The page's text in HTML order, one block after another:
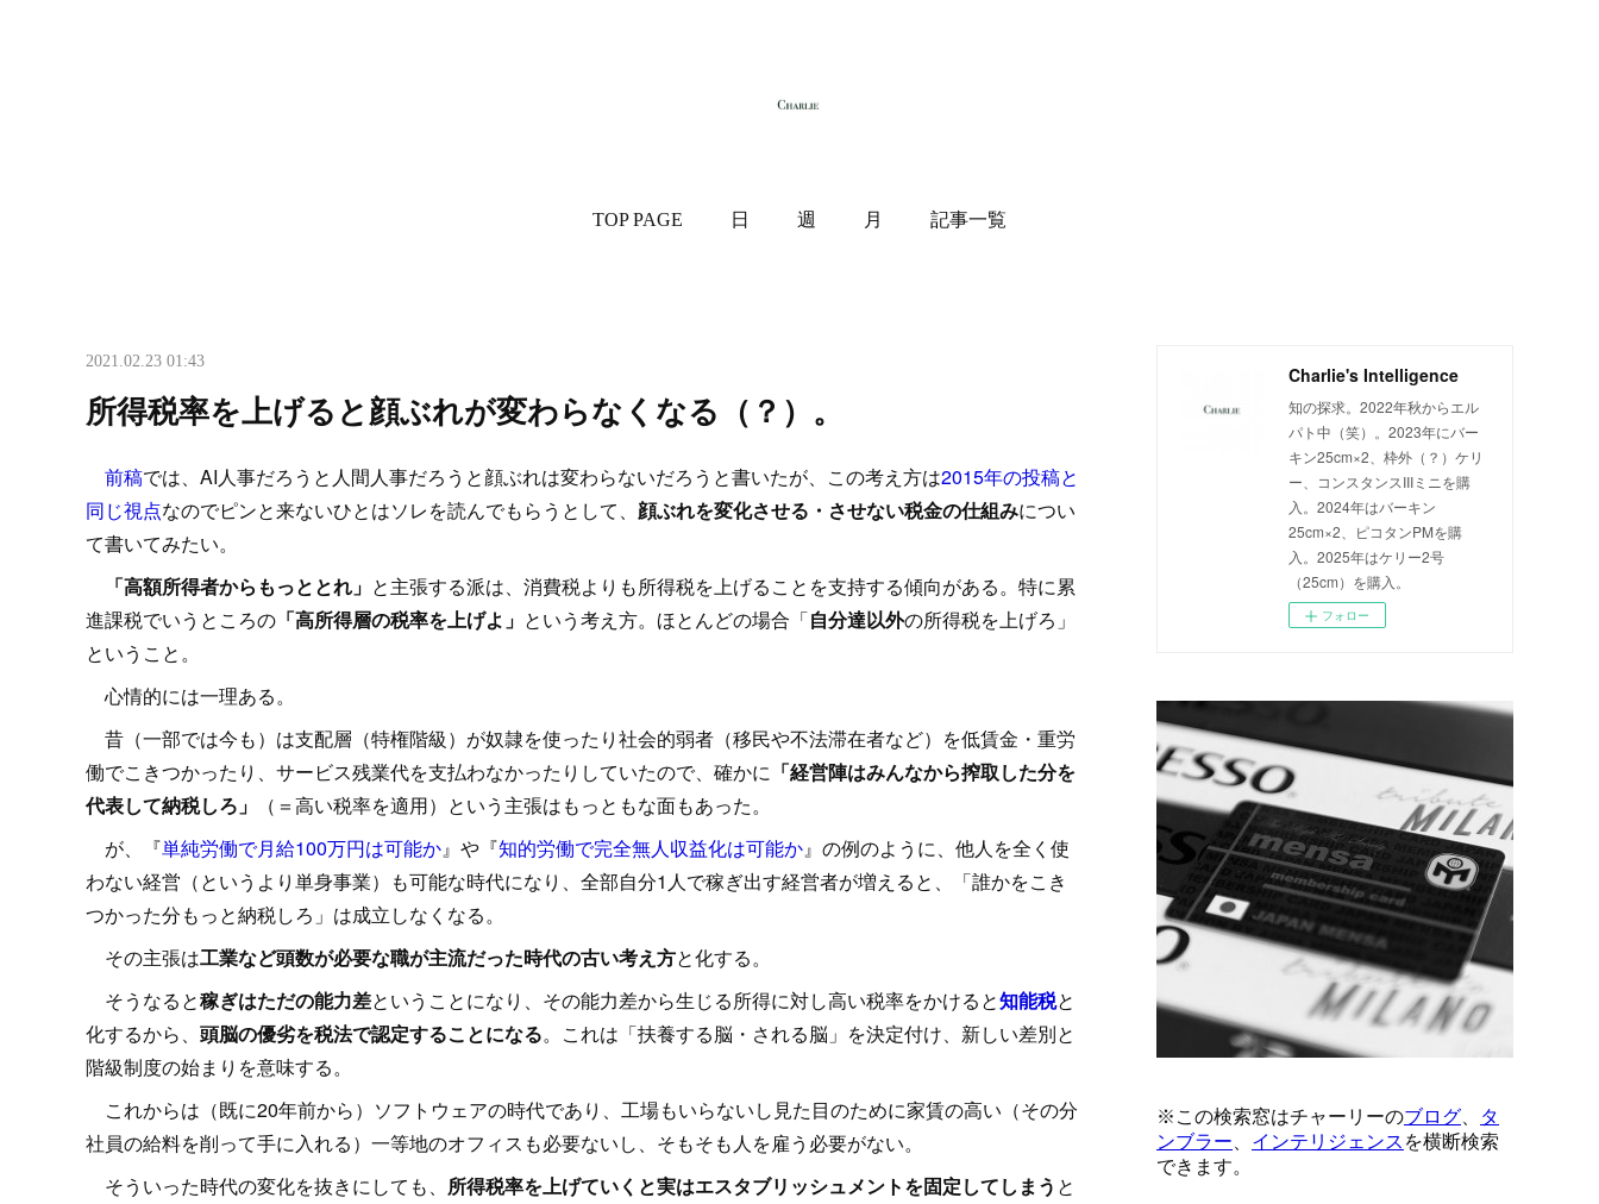
TOP PAGE 日 週 月 記事一覧
2021.02.23 01:43
所得税率を上げると顔ぶれが変わらなくなる（？）。
前稿では、AI人事だろうと人間人事だろうと顔ぶれは変わらないだろうと書いたが、この考え方は2015年の投稿と
同じ視点なのでピンと来ないひとはソレを読んでもらうとして、 顔ぶれを変化させる・させない税金の仕組みについ
て書いてみたい。
「高額所得者からもっととれ」 と主張する派は、消費税よりも所得税を上げることを支持する傾向がある。特に累
進課税でいうところの 「高所得層の税率を上げよ」 という考え方。ほとんどの場合「自分達以外の所得税を上げろ」
ということ。
心情的には一理ある。
昔（一部では今も）は支配層（特権階級）が奴隷を使ったり社会的弱者（移民や不法滞在者など）を低賃金・重労
働でこきつかったり、サービス残業代を支払わなかったりしていたので、確かに 「経営陣はみんなから搾取した分を
代表して納税しろ」
（＝高い税率を適用）という主張はもっともな面もあった。
が、『単純労働で月給100万円は可能か』や『知的労働で完全無人収益化は可能か』の例のように、他人を全く使
わない経営（というより単身事業）も可能な時代になり、全部自分1人で稼ぎ出す経営者が増えると、「誰かをこき
つかった分もっと納税しろ」は成立しなくなる。
その主張は工業など頭数が必要な職が主流だった時代の古い考え方と化する。
そうなると稼ぎはただの能力差ということになり、その能力差から生じる所得に対し高い税率をかけると知能税と
化するから、 頭脳の優劣を税法で認定することになる。これは「扶養する脳・される脳」を決定付け、新しい差別と
階級制度の始まりを意味する。
これからは（既に20年前から）ソフトウェアの時代であり、工場もいらないし見た目のために家賃の高い（その分
社員の給料を削って手に入れる）一等地のオフィスも必要ないし、そもそも人を雇う必要がない。
そういった時代の変化を抜きにしても、 所得税率を上げていくと実はエスタブリッシュメントを固定してしまう と
Charlie's Intelligence
知の探求。2022年秋からエル
パト中（笑）。2023年にバー
キン25cm×2、枠外（？）ケリ
ー、コンスタンスIIIミニを購
入。2024年はバーキン
25cm×2、ピコタンPMを購
入。2025年はケリー2号
（25cm）を購入。
フォロー